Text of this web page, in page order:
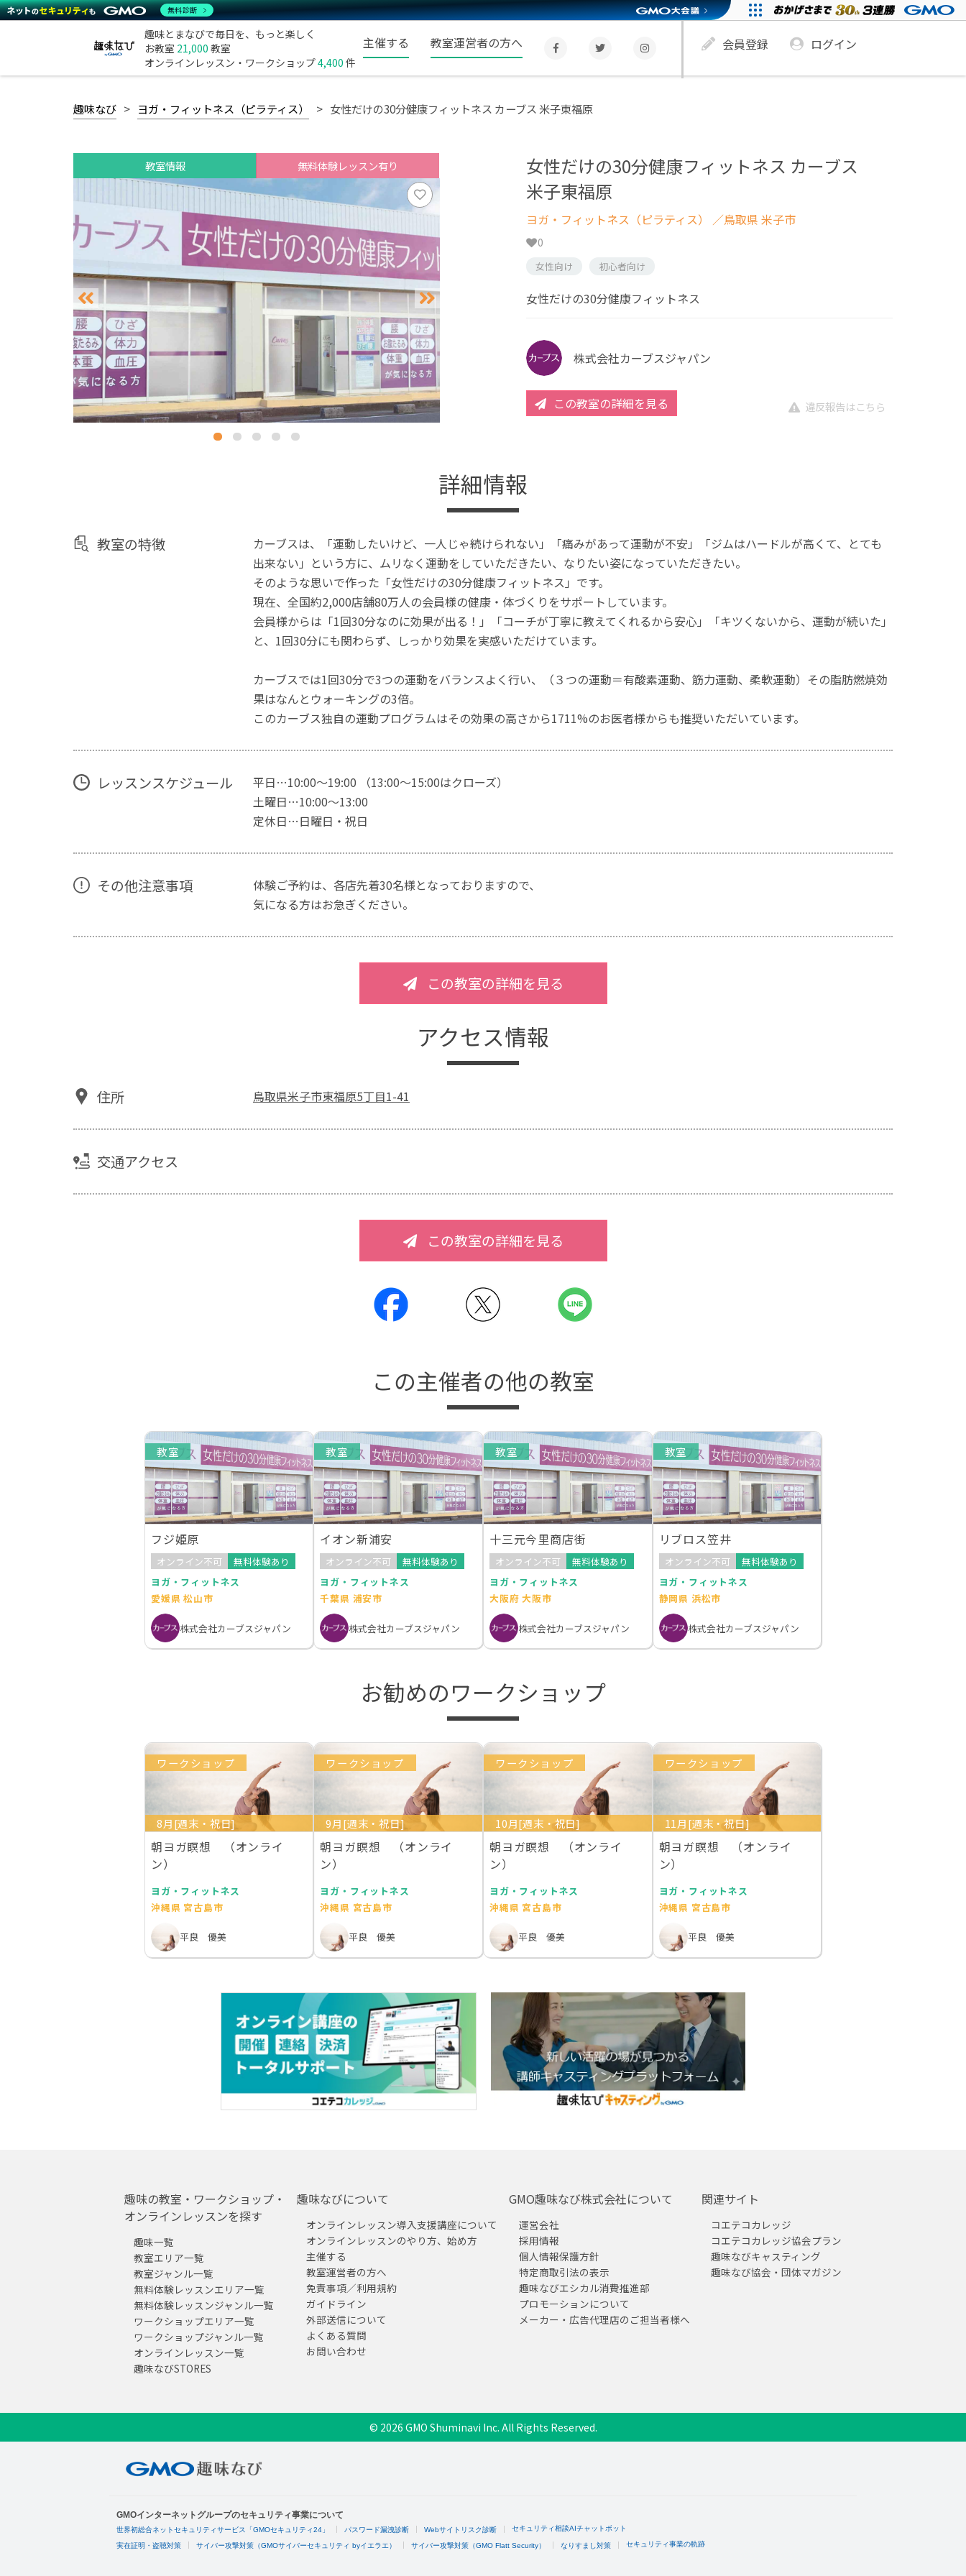
趣味とまなびで毎日を、もっと楽しく
お教室 21,000 教室
オンラインレッスン・ワークショップ4,400 件
主催する 教室運営者の方へ 会員登録 ログイン
趣味なび ヨガ・フィットネス（ピラティス） 女性だけの30分健康フィットネス カーブス 米子東福原
教室情報 無料体験レッスン有り
女性だけの30分健康フィットネス カーブス
米子東福原
ヨガ・フィットネス（ピラティス） ／鳥取県 米子市
0
女性向け 初心者向け
女性だけの30分健康フィットネス
株式会社カーブスジャパン
この教室の詳細を見る 違反報告はこちら
詳細情報
教室の特徴
カーブスは、「運動したいけど、一人じゃ続けられない」「痛みがあって運動が不安」「ジムはハードルが高くて、とても
出来ない」という方に、ムリなく運動をしていただきたい、なりたい姿になっていただきたい。
そのような思いで作った「女性だけの30分健康フィットネス」です。
現在、全国約2,000店舗80万人の会員様の健康・体づくりをサポートしています。
会員様からは「1回30分なのに効果が出る！」「コーチが丁寧に教えてくれるから安心」「キツくないから、運動が続いた」
と、1回30分にも関わらず、しっかり効果を実感いただけています。
カーブスでは1回30分で3つの運動をバランスよく行い、（３つの運動＝有酸素運動、筋力運動、柔軟運動）その脂肪燃焼効
果はなんとウォーキングの3倍。
このカーブス独自の運動プログラムはその効果の高さから1711%のお医者様からも推奨いただいています。
レッスンスケジュール
平日…10:00～19:00 （13:00～15:00はクローズ）
土曜日…10:00～13:00
定休日…日曜日・祝日
その他注意事項
体験ご予約は、各店先着30名様となっておりますので、
気になる方はお急ぎください。
この教室の詳細を見る
アクセス情報
住所 鳥取県米子市東福原5丁目1-41
交通アクセス
この教室の詳細を見る
この主催者の他の教室
教室
フジ姫原
オンライン不可
無料体験あり
ヨガ・フィットネス
愛媛県 松山市
株式会社カーブスジャパン
教室
イオン新浦安
オンライン不可
無料体験あり
ヨガ・フィットネス
千葉県 浦安市
株式会社カーブスジャパン
教室
十三元今里商店街
オンライン不可
無料体験あり
ヨガ・フィットネス
大阪府 大阪市
株式会社カーブスジャパン
教室
リブロス笠井
オンライン不可
無料体験あり
ヨガ・フィットネス
静岡県 浜松市
株式会社カーブスジャパン
お勧めのワークショップ
ワークショップ
8月[週末・祝日]
朝ヨガ瞑想 （オンライ
ン）
ヨガ・フィットネス
沖縄県 宮古島市
平良 優美
ワークショップ
9月[週末・祝日]
朝ヨガ瞑想 （オンライ
ン）
ヨガ・フィットネス
沖縄県 宮古島市
平良 優美
ワークショップ
10月[週末・祝日]
朝ヨガ瞑想 （オンライ
ン）
ヨガ・フィットネス
沖縄県 宮古島市
平良 優美
ワークショップ
11月[週末・祝日]
朝ヨガ瞑想 （オンライ
ン）
ヨガ・フィットネス
沖縄県 宮古島市
平良 優美
趣味の教室・ワークショップ・
オンラインレッスンを探す
趣味一覧
教室エリア一覧
教室ジャンル一覧
無料体験レッスンエリア一覧
無料体験レッスンジャンル一覧
ワークショップエリア一覧
ワークショップジャンル一覧
オンラインレッスン一覧
趣味なびSTORES
趣味なびについて
オンラインレッスン導入支援講座について
オンラインレッスンのやり方、始め方
主催する
教室運営者の方へ
免責事項／利用規約
ガイドライン
外部送信について
よくある質問
お問い合わせ
GMO趣味なび株式会社について
運営会社
採用情報
個人情報保護方針
特定商取引法の表示
趣味なびエシカル消費推進部
プロモーションについて
メーカー・広告代理店のご担当者様へ
関連サイト
コエテコカレッジ
コエテコカレッジ協会プラン
趣味なびキャスティング
趣味なび協会・団体マガジン
© 2026 GMO Shuminavi Inc. All Rights Reserved.
無料診断